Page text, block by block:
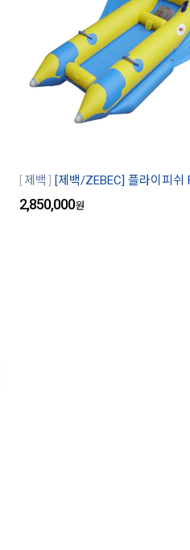
제백 [제백/ZEBEC] 플라이피쉬
2,850,000원